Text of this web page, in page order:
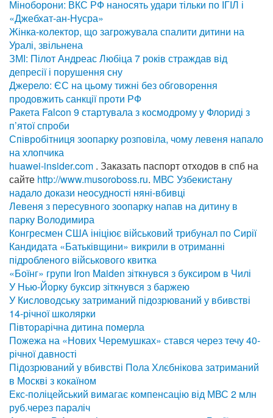
Міноборони: ВКС РФ наносять удари тільки по ІГІЛ і
«Джебхат-ан-Нусра»
Жінка-колектор, що загрожувала спалити дитини на
Уралі, звільнена
ЗМІ: Пілот Андреас Любіца 7 років страждав від
депресії і порушення сну
Джерело: ЄС на цьому тижні без обговорення
продовжить санкції проти РФ
Ракета Falcon 9 стартувала з космодрому у Флориді з
п’ятої спроби
Співробітниця зоопарку розповіла, чому левеня напало
на хлопчика
huawei-insider.com . Заказать паспорт отходов в спб на
сайте http://www.musoroboss.ru. МВС Узбекистану
надало докази неосудності няні-вбивці
Левеня з пересувного зоопарку напав на дитину в
парку Володимира
Конгресмен США ініціює військовий трибунал по Сирії
Кандидата «Батьківщини» викрили в отриманні
підробленого військового квитка
«Боїнг» групи Iron Maiden зіткнувся з буксиром в Чилі
У Нью-Йорку буксир зіткнувся з баржею
У Кисловодську затриманий підозрюваний у вбивстві
14-річної школярки
Півторарічна дитина померла
Пожежа на «Нових Черемушках» стався через течу 40-
річної давності
Підозрюваний у вбивстві Пола Хлєбнікова затриманий
в Москві з кокаїном
Екс-поліцейський вимагає компенсацію від МВС 2 млн
руб.через параліч